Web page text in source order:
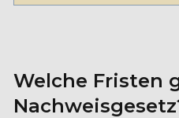
Welche Fristen